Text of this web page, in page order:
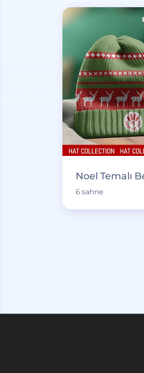
Noel Temalı
6 sahne